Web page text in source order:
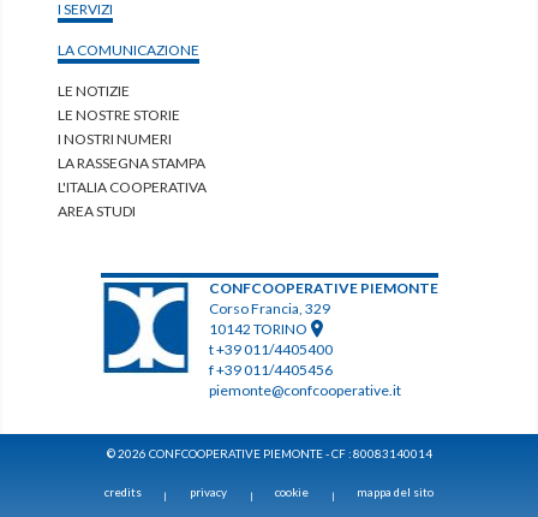
I SERVIZI
LA COMUNICAZIONE
LE NOTIZIE
LE NOSTRE STORIE
I NOSTRI NUMERI
LA RASSEGNA STAMPA
L'ITALIA COOPERATIVA
AREA STUDI
CONFCOOPERATIVE PIEMONTE
Corso Francia, 329
10142 TORINO
t +39 011/4405400
f +39 011/4405456
piemonte@confcooperative.it
© 2026 CONFCOOPERATIVE PIEMONTE - CF : 80083140014
credits privacy cookie mappa del sito